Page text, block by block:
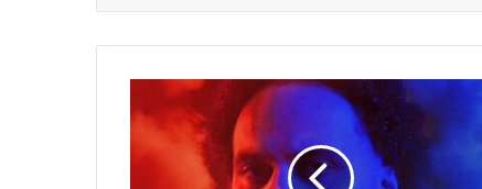
n
d